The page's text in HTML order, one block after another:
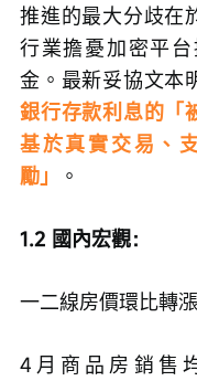
推進的最大分歧在
行業擔憂加密平
金。最新妥協文本
銀行存款利息的「
基於真實交易、
勵」
。
1.2 國內宏觀：
一二線房價環比轉
4月商品房銷售